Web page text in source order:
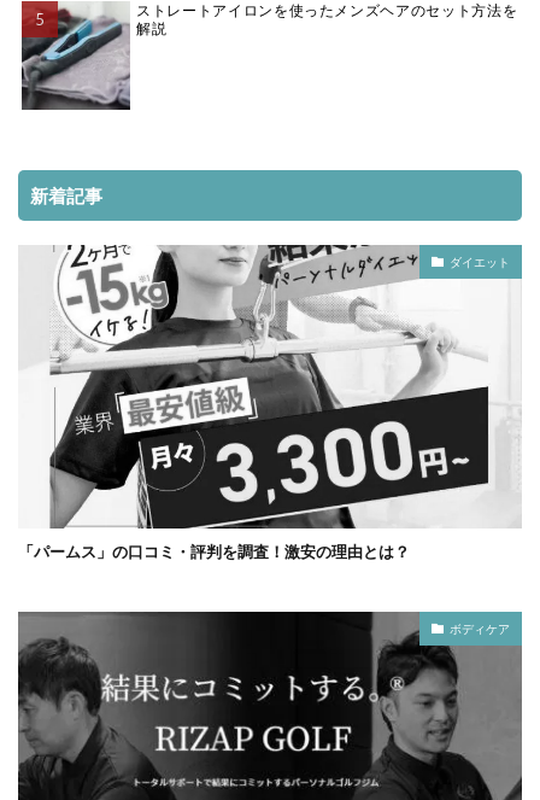
ストレートアイロンを使ったメンズヘアのセット方法を
解説
新着記事
ダイエット
「パームス」の口コミ・評判を調査！激安の理由とは？
ボディケア